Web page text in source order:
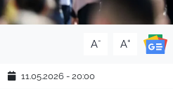
A- A+
11.05.2026 - 20:00